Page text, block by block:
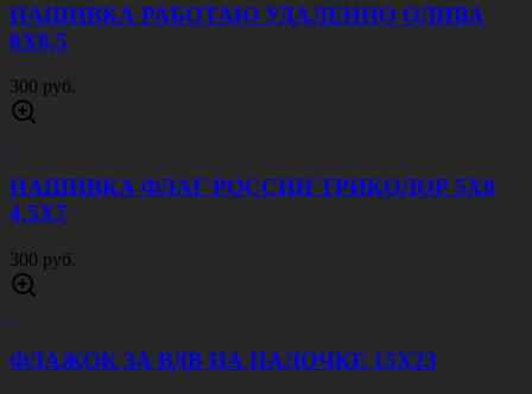
НАШИВКА РАБОТАЮ УДАЛЕННО ОЛИВА
8Х8,5
300 руб.
НАШИВКА ФЛАГ РОССИИ ТРИКОЛОР 5Х8
4,5Х7
300 руб.
ФЛАЖОК ЗА ВДВ НА ПАЛОЧКЕ 15Х23